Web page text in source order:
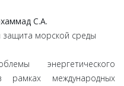
С.А.
морской среды
энергетического
рамках международных